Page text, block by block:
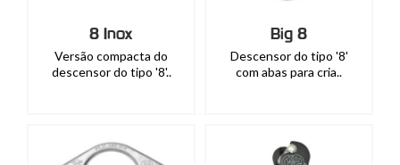
8 Inox
Versão compacta do
descensor do tipo '8'..
Big 8
Descensor do tipo '8'
com abas para cria..